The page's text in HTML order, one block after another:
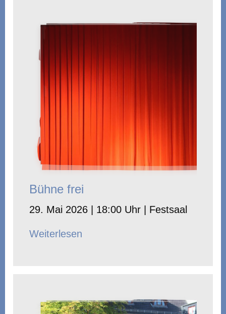
Bühne frei
29. Mai 2026 | 18:00 Uhr | Festsaal
Weiterlesen